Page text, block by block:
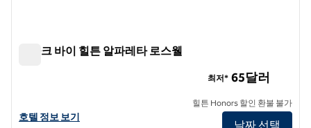
스파크 바이 힐튼 알파레타 로스웰
스파크 바이 힐튼 알파레타 로스웰의 호텔 정보 보기
호텔 정보 보기
최저* 65달러
힐튼 Honors 할인 환불 불가
날짜 선택